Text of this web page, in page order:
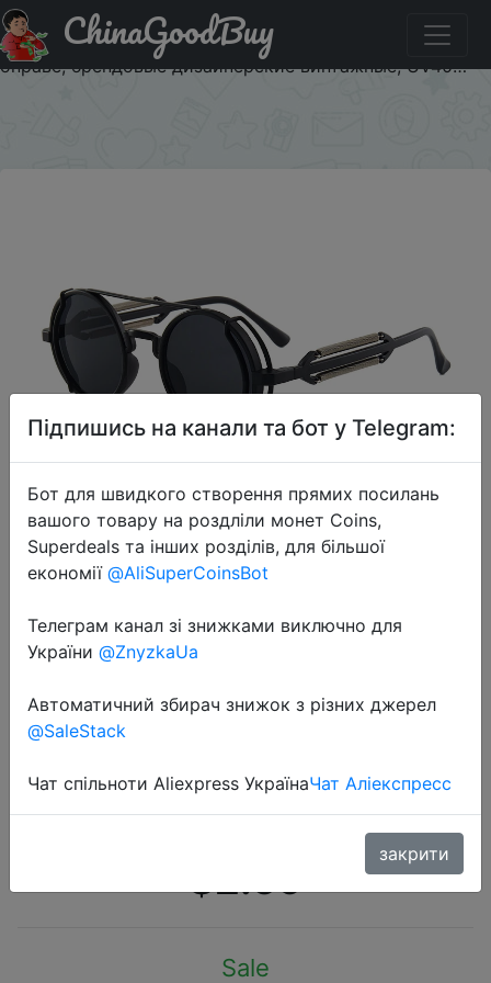
Знижка на Солнцезащитные очки в стиле стимпанк для
мужчин и женщин, модные круглые, в металлической
оправе, брендовые дизайнерские винтажные, UV40…
ChinaGoodBuy
2022-05-30
стимпанк для мужчин и женщин,
модные круглые, в металлической
винтажные, UV40…
$2.69
Sale
Підпишись на канали та бот у Telegram:
Бот для швидкого створення прямих посилань
вашого товару на роздліли монет Coins,
Superdeals та інших розділів, для більшої
економії @AliSuperCoinsBot
Телеграм канал зі знижками виключно для
України @ZnyzkaUa
Автоматичний збирач знижок з різних джерел
@SaleStack
Чат спільноти Aliexpress УкраїнаЧат Аліекспресс
закрити